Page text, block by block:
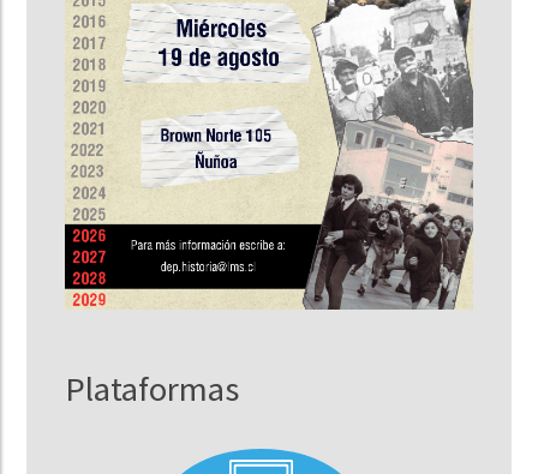
Plataformas